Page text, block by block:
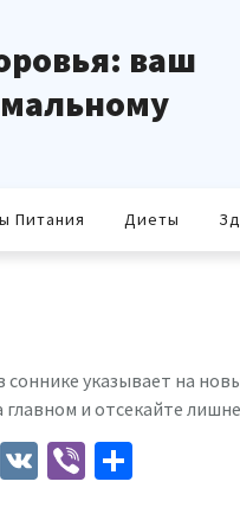
ваш
Питания Диеты
соннике указывает на
и отсекайте
Mail.Ru
VK Viber